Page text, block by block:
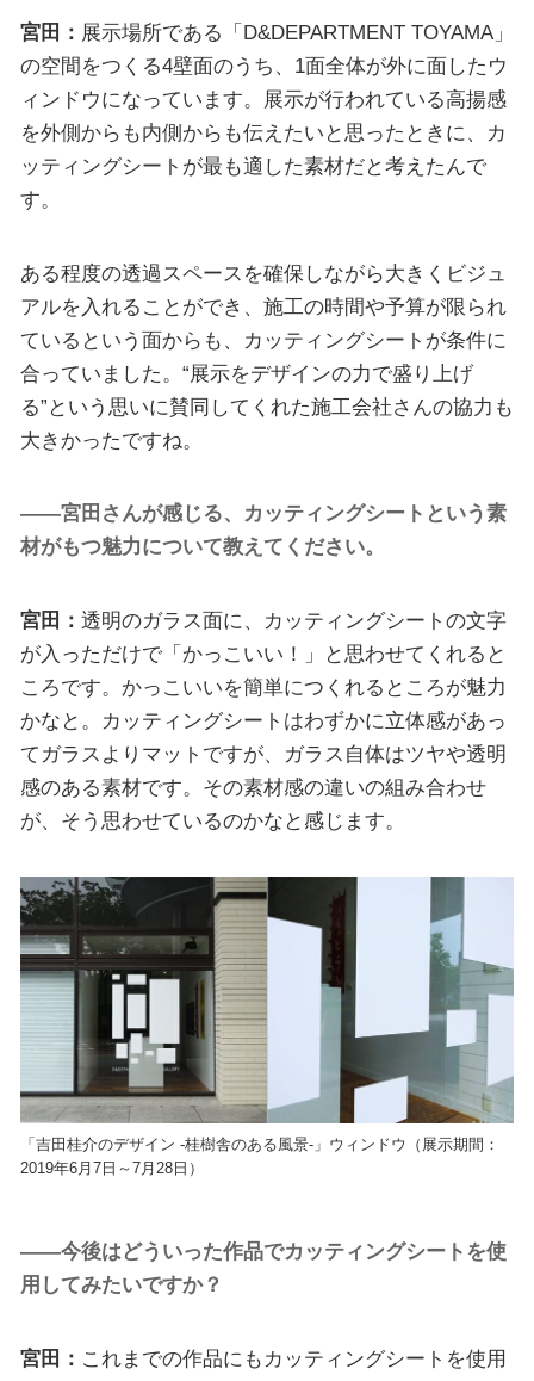
宮田： 展示場所である「D&DEPARTMENT TOYAMA」
の空間をつくる4壁面のうち、1面全体が外に面したウ
ィンドウになっています。展示が行われている高揚感
を外側からも内側からも伝えたいと思ったときに、カ
ッティングシートが最も適した素材だと考えたんで
す。
ある程度の透過スペースを確保しながら大きくビジュ
アルを入れることができ、施工の時間や予算が限られ
ているという面からも、カッティングシートが条件に
合っていました。“展示をデザインの力で盛り上げ
る”という思いに賛同してくれた施工会社さんの協力も
大きかったですね。
――宮田さんが感じる、カッティングシートという素
材がもつ魅力について教えてください。
宮田： 透明のガラス面に、カッティングシートの文字
が入っただけで「かっこいい！」と思わせてくれると
ころです。かっこいいを簡単につくれるところが魅力
かなと。カッティングシートはわずかに立体感があっ
てガラスよりマットですが、ガラス自体はツヤや透明
感のある素材です。その素材感の違いの組み合わせ
が、そう思わせているのかなと感じます。
「吉田桂介のデザイン -桂樹舎のある風景-」ウィンドウ（展示期間：
2019年6月7日～7月28日）
――今後はどういった作品でカッティングシートを使
用してみたいですか？
宮田： これまでの作品にもカッティングシートを使用